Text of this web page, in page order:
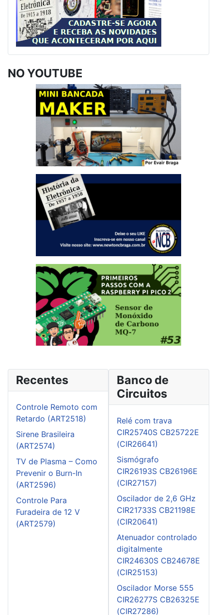
NO YOUTUBE
Recentes
Controle Remoto com
Retardo (ART2518)
Sirene Brasileira
(ART2574)
TV de Plasma – Como
Prevenir o Burn-In
(ART2596)
Controle Para
Furadeira de 12 V
(ART2579)
Banco de
Circuitos
Relé com trava
CIR25740S CB25722E
(CIR26641)
Sismógrafo
CIR26193S CB26196E
(CIR27157)
Oscilador de 2,6 GHz
CIR21733S CB21198E
(CIR20641)
Atenuador controlado
digitalmente
CIR24630S CB24678E
(CIR25153)
Oscilador Morse 555
CIR26277S CB26325E
(CIR27286)